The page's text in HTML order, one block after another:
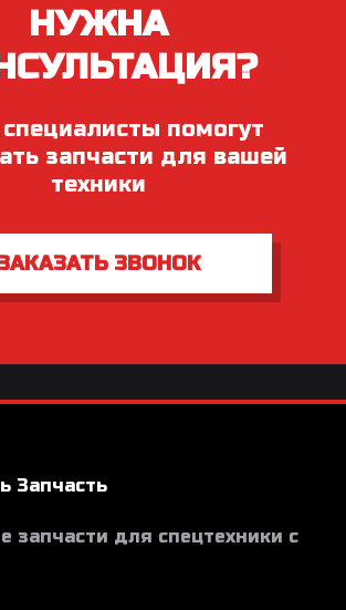
НУЖНА
помогут
запчасти для вашей
техники
ЗВОНОК
запчасти для спецтехники с